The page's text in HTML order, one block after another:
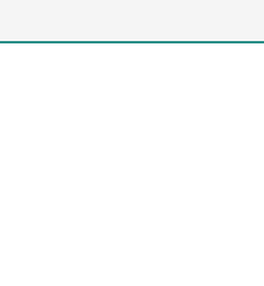
號加拿芬廣場9樓903A室
7樓707室
號 兆年大廈1樓 A&B室
11樓02室
灣軒尼詩道451-457號勝華2樓B室
場2樓17P舖
柏宜大廈18樓1802室
號東建工廠大廈一樓E室
號8樓E座
號志毫大廈9B